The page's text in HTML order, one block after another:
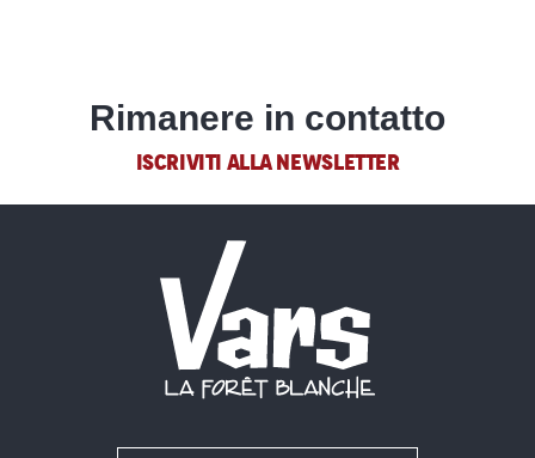
Rimanere in contatto
ISCRIVITI ALLA NEWSLETTER